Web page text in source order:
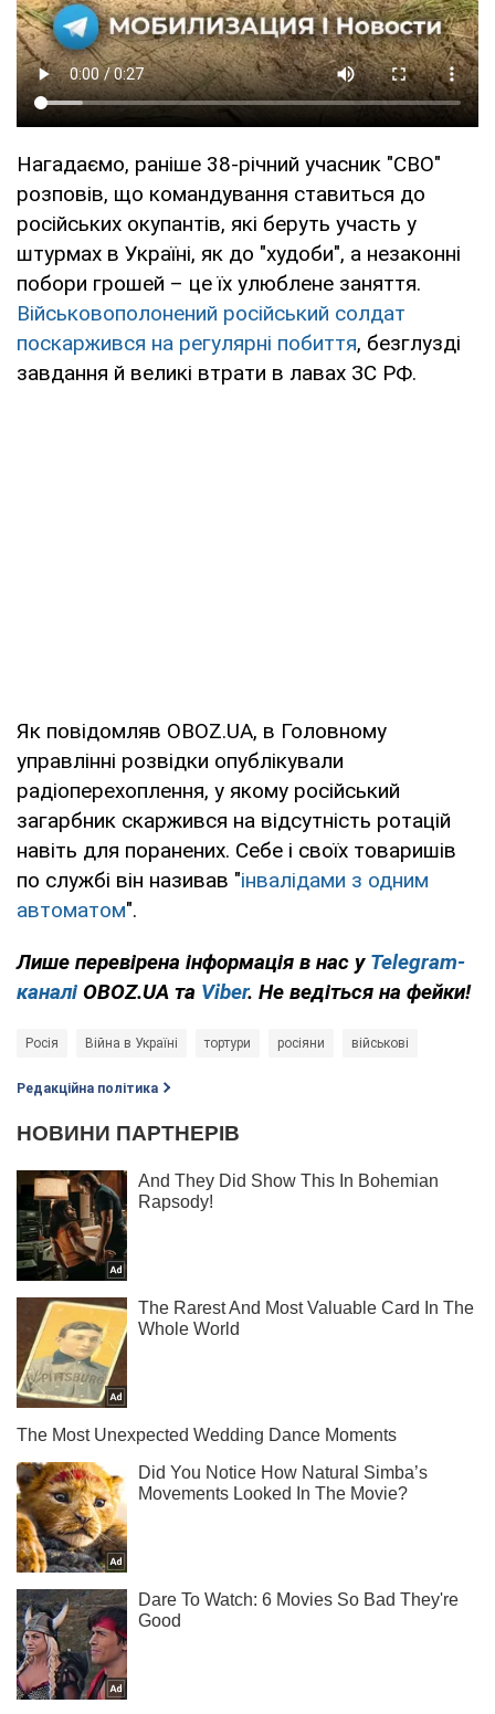
Нагадаємо, раніше 38-річний учасник "СВО"
розповів, що командування ставиться до
російських окупантів, які беруть участь у
штурмах в Україні, як до "худоби", а незаконні
побори грошей – це їх улюблене заняття.
Військовополонений російський солдат
поскаржився на регулярні побиття, безглузді
завдання й великі втрати в лавах ЗС РФ.
Як повідомляв OBOZ.UA, в Головному
управлінні розвідки опублікували
радіоперехоплення, у якому російський
загарбник скаржився на відсутність ротацій
навіть для поранених. Себе і своїх товаришів
по службі він називав "інвалідами з одним
автоматом".
Лише перевірена інформація в нас у Telegram-
каналі OBOZ.UA та Viber. Не ведіться на фейки!
Росія Війна в Україні тортури росіяни військові
Редакційна політика